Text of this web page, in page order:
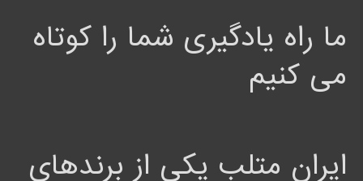
ما راه یادگیری شما را کوتاه
می کنیم
ایران متلب یکی از برندهای